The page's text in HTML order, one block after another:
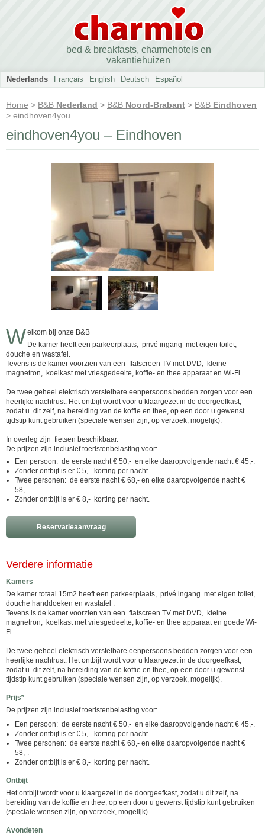
bed & breakfasts, charmehotels en
vakantiehuizen
Nederlands Français English Deutsch Español
Home > B&B Nederland > B&B Noord-Brabant > B&B Eindhoven
> eindhoven4you
eindhoven4you – Eindhoven
Welkom bij onze B&B
De kamer heeft een parkeerplaats, privé ingang met eigen toilet,
douche en wastafel.
Tevens is de kamer voorzien van een flatscreen TV met DVD, kleine
magnetron, koelkast met vriesgedeelte, koffie- en thee apparaat en Wi-Fi.
De twee geheel elektrisch verstelbare eenpersoons bedden zorgen voor een
heerlijke nachtrust. Het ontbijt wordt voor u klaargezet in de doorgeefkast,
zodat u dit zelf, na bereiding van de koffie en thee, op een door u gewenst
tijdstip kunt gebruiken (speciale wensen zijn, op verzoek, mogelijk).
In overleg zijn fietsen beschikbaar.
De prijzen zijn inclusief toeristenbelasting voor:
Een persoon: de eerste nacht € 50,- en elke daaropvolgende nacht € 45,-.
Zonder ontbijt is er € 5,- korting per nacht.
Twee personen: de eerste nacht € 68,- en elke daaropvolgende nacht €
58,-.
Zonder ontbijt is er € 8,- korting per nacht.
Reservatieaanvraag
Verdere informatie
Kamers
De kamer totaal 15m2 heeft een parkeerplaats, privé ingang met eigen toilet,
douche handdoeken en wastafel .
Tevens is de kamer voorzien van een flatscreen TV met DVD, kleine
magnetron, koelkast met vriesgedeelte, koffie- en thee apparaat en goede Wi-
Fi.
De twee geheel elektrisch verstelbare eenpersoons bedden zorgen voor een
heerlijke nachtrust. Het ontbijt wordt voor u klaargezet in de doorgeefkast,
zodat u dit zelf, na bereiding van de koffie en thee, op een door u gewenst
tijdstip kunt gebruiken (speciale wensen zijn, op verzoek, mogelijk).
Prijs*
De prijzen zijn inclusief toeristenbelasting voor:
Een persoon: de eerste nacht € 50,- en elke daaropvolgende nacht € 45,-.
Zonder ontbijt is er € 5,- korting per nacht.
Twee personen: de eerste nacht € 68,- en elke daaropvolgende nacht €
58,-.
Zonder ontbijt is er € 8,- korting per nacht.
Ontbijt
Het ontbijt wordt voor u klaargezet in de doorgeefkast, zodat u dit zelf, na
bereiding van de koffie en thee, op een door u gewenst tijdstip kunt gebruiken
(speciale wensen zijn, op verzoek, mogelijk).
Avondeten